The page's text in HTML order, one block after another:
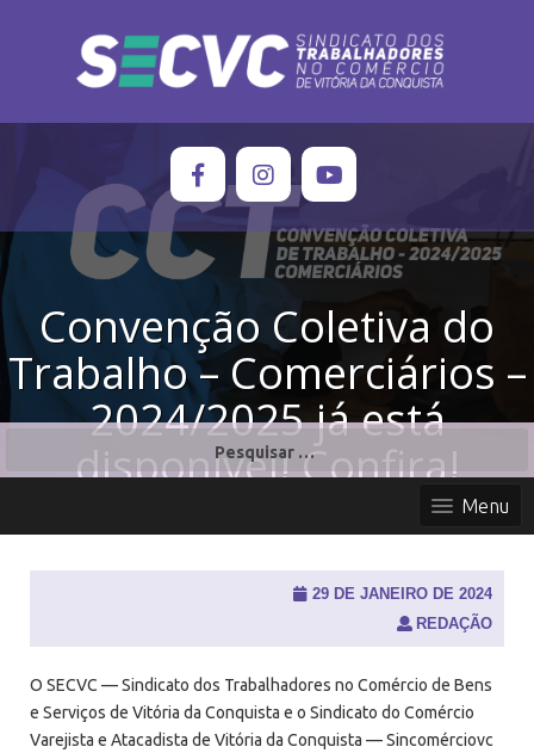
Convenção Coletiva do
Trabalho – Comerciários –
2024/2025 já está
disponível! Confira!
u
Menu
29 DE JANEIRO DE 2024
REDAÇÃO
O SECVC — Sindicato dos Trabalhadores no Comércio de Bens
e Serviços de Vitória da Conquista e o Sindicato do Comércio
Varejista e Atacadista de Vitória da Conquista — Sincomérciovc